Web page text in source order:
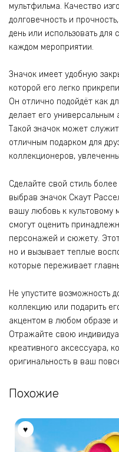
мультфильма. Качество
долговечность и
день или использовать для
каждом мероприятии.
Значок имеет удобную
которой его легко
Он отлично подойдёт как
делает его универсальным
Такой значок может
отличным подарком для
коллекционеров,
Сделайте свой стиль
выбрав значок Скаут
вашу любовь к культовому
смогут оценить
персонажей и сюжету.
но и вызывает теплые
которые переживает
Не упустите возможность
коллекцию или подарить
акцентом в любом образе
Отражайте свою
креативного аксессуара,
оригинальность в ваш
Похожие